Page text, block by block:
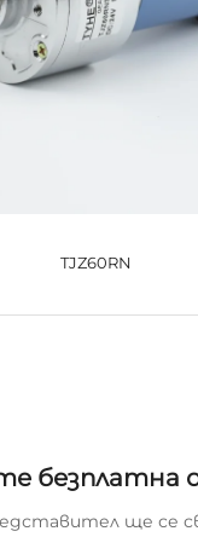
TJZ60RN
безплатна
ще се